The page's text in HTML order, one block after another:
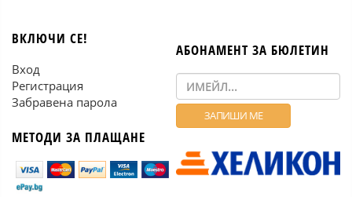
ВКЛЮЧИ СЕ!
Вход
Регистрация
Забравена парола
МЕТОДИ ЗА ПЛАЩАНЕ
АБОНАМЕНТ ЗА БЮЛЕТИН